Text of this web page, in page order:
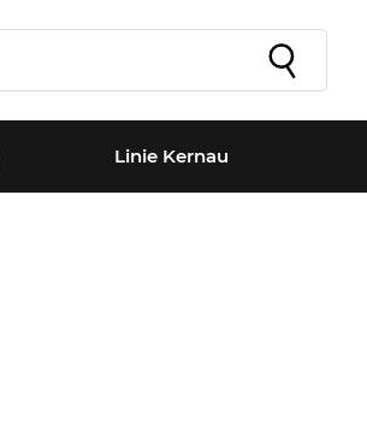
Linie Kernau